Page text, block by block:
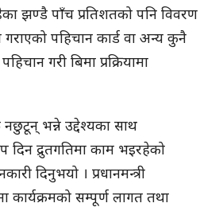
झण्डै पाँच प्रतिशतको पनि विवरण
पहिचान कार्ड वा अन्य कुनै
गरी बिमा प्रक्रियामा
भन्ने उद्देश्यका साथ
दिन द्रुतगतिमा काम भइरहेको
दिनुभयो । प्रधानमन्त्री
कार्यक्रमको सम्पूर्ण लागत तथा